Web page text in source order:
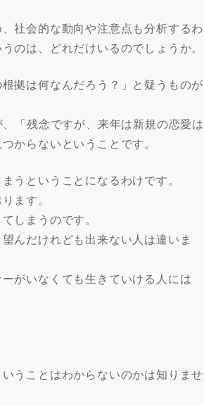
社会的な動向や注意点も分析するわ
のは、どれだけいるのでしょうか。
拠は何なんだろう？」と疑うものが
「残念ですが、来年は新規の恋愛は
からないということです。
うということになるわけです。
ます。
しまうのです。
んだけれども出来ない人は違いま
がいなくても生きていける人には
うことはわからないのかは知りませ